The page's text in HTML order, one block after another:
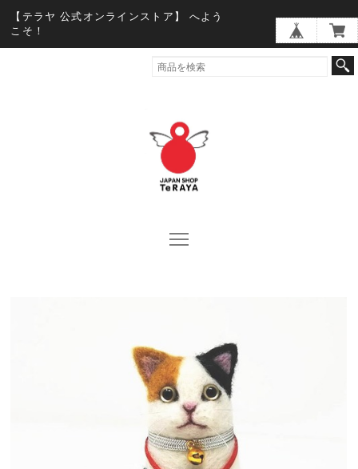
【テラヤ 公式オンラインストア】 へよう
こそ！